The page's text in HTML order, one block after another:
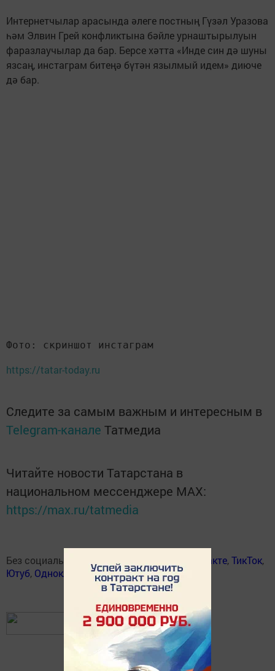
Интернетчылар арасында әлеге постның Гүзәл Уразова
һәм Элвин Грей конфликтына бәйле урнаштырылуын
фаразлаучылар да бар. Берсе хәтта «Инде син дә шуны
язсаң, инстаграм битеңә бүтән язылмый идем» диюче
дә бар.
Фото: скриншот инстаграм
https://tatar-today.ru
Следите за самым важным и интересным в
Telegram-канале Татмедиа
Читайте новости Татарстана в
национальном мессенджере MАХ:
https://max.ru/tatmedia
Без социаль челтәрләрдә: ВКонтакте,ТикТок,
Ютуб, Одноклассники,Твиттер,Яндекс.Дзен